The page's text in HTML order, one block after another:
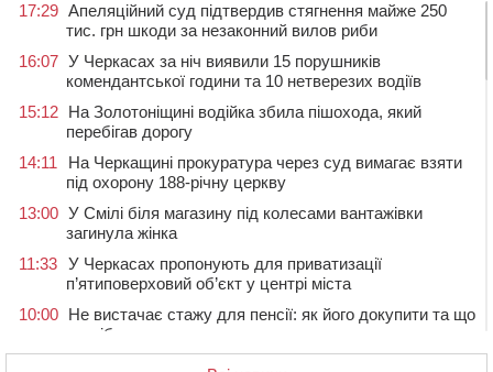
17:29 Апеляційний суд підтвердив стягнення майже 250
тис. грн шкоди за незаконний вилов риби
16:07 У Черкасах за ніч виявили 15 порушників
комендантської години та 10 нетверезих водіїв
15:12 На Золотоніщині водійка збила пішохода, який
перебігав дорогу
14:11
На Черкащині прокуратура через суд вимагає взяти
під охорону 188-річну церкву
13:00 У Смілі біля магазину під колесами вантажівки
загинула жінка
11:33 У Черкасах пропонують для приватизації
п’ятиповерховий об’єкт у центрі міста
10:00 Не вистачає стажу для пенсії: як його докупити та що
потрібно знати
У Черкасах виявили низку недоліків у гуртожитку, де